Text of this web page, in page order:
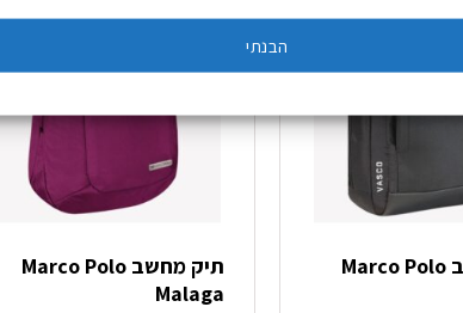
הבנתי
תיק מחשב Marco Polo
תיק מחשב Marco Polo
Malaga